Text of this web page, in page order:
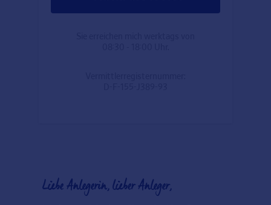
Liebe Anlegerin, lieber Anleger,